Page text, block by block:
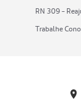
RN 309 -
Trabalhe